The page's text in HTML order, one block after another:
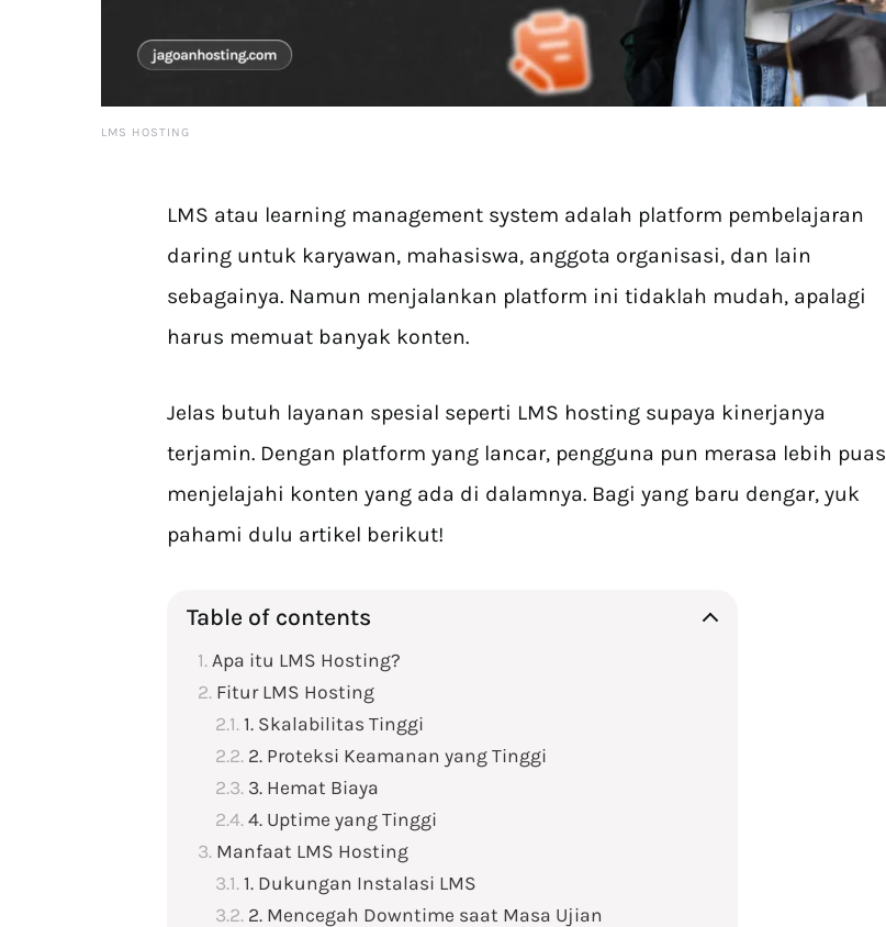
LMS HOSTING
LMS atau learning management system adalah platform pembelajaran
daring untuk karyawan, mahasiswa, anggota organisasi, dan lain
sebagainya. Namun menjalankan platform ini tidaklah mudah, apalagi
harus memuat banyak konten.
Jelas butuh layanan spesial seperti LMS hosting supaya kinerjanya
terjamin. Dengan platform yang lancar, pengguna pun merasa lebih puas
menjelajahi konten yang ada di dalamnya. Bagi yang baru dengar, yuk
pahami dulu artikel berikut!
Table of contents
Apa itu LMS Hosting?
Fitur LMS Hosting
1. Skalabilitas Tinggi
2. Proteksi Keamanan yang Tinggi
3. Hemat Biaya
4. Uptime yang Tinggi
Manfaat LMS Hosting
1. Dukungan Instalasi LMS
2. Mencegah Downtime saat Masa Ujian